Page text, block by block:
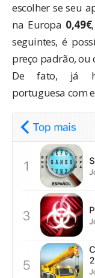
escolher se seu
na Europa 0,49€,
seguintes, é
preço padrão, ou
De fato, já
portuguesa com